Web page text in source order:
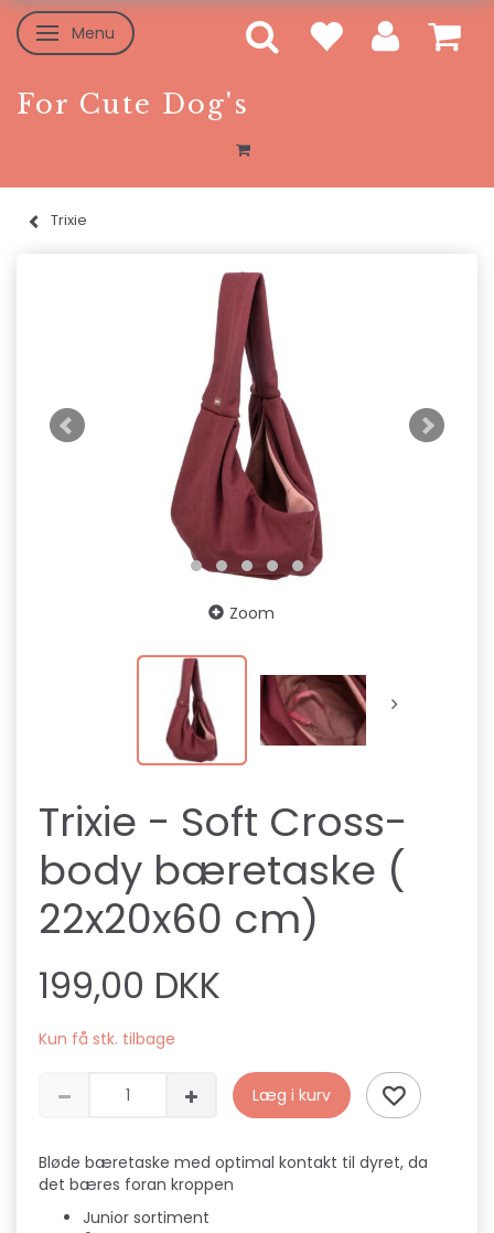
Skifte navigation
Menu
For Cute Dog's
Trixie
Zoom
Trixie - Soft Cross-
body bæretaske (
22x20x60 cm)
199,00 DKK
Kun få stk. tilbage
Læg i kurv
Bløde bæretaske med optimal kontakt til dyret, da
det bæres foran kroppen
Junior sortiment